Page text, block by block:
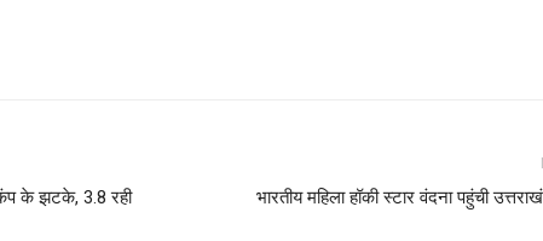
के झटके, 3.8 रही
भारतीय महिला हॉकी स्टार वंदना पहुंची